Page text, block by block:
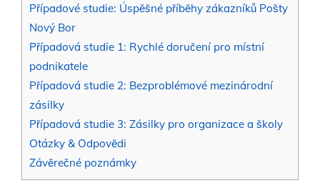
Případové studie: Úspěšné příběhy zákazníků Pošty
Nový ​Bor
Případová studie 1:⁣ Rychlé doručení pro místní
podnikatele
Případová studie 2: Bezproblémové mezinárodní
zásilky
Případová studie 3: Zásilky pro⁣ organizace a školy
Otázky & ⁤Odpovědi
Závěrečné poznámky